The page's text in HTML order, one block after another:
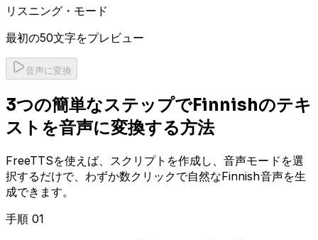
リスニング・モード
最初の50文字をプレビュー
音声に変換
3つの簡単なステップでFinnishのテキ
ストを音声に変換する方法
FreeTTSを使えば、スクリプトを作成し、音声モードを選
択するだけで、わずか数クリックで自然なFinnish音声を生
成できます。
手順 01